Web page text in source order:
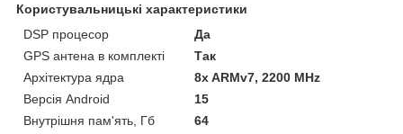
Користувальницькі характеристики
DSP процесор
Да
GPS антена в комплекті
Так
Архітектура ядра
8x ARMv7, 2200 MHz
Версія Android
15
Внутрішня пам'ять, Гб
64